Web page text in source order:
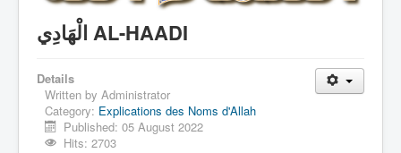
中国人
Español
Tagalog
English
Português
الْهَادِي AL-HAADI
Details
Written by Administrator
Category: Explications des Noms d'Allah
Published: 05 August 2022
Hits: 2703